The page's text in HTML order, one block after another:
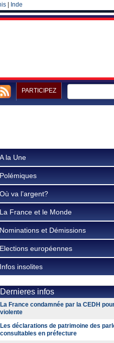
Inde
PARTICIPEZ
A la Une
Polémiques
Où va l’argent?
La France et le Monde
Nominations et Démissions
Elections européennes
Infos insolites
Dernieres infos
La France condamnée par la CEDH
violente
Les déclarations de patrimoine des
consultables en préfecture